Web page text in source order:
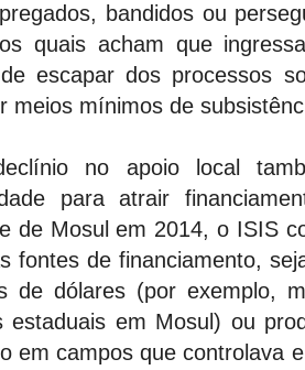
bandidos ou
quais acham que
escapar dos processos
meios mínimos de
no apoio local
para atrair
de Mosul em 2014, o ISIS
fontes de financiamento,
de dólares (por exemplo,
estaduais em Mosul) ou
em campos que controlava